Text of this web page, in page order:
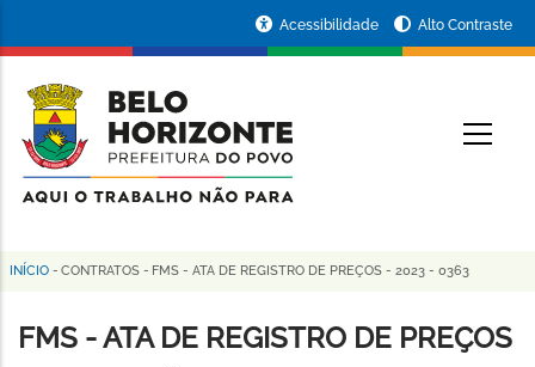
conteúdo
principal
da
Prefeitura
de
Horizonte
Acessibilidade Alto Contraste
Trilha
de
INÍCIO - CONTRATOS - FMS - ATA DE REGISTRO DE PREÇOS - 2023 - 0363
FMS - ATA DE REGISTRO DE PREÇOS